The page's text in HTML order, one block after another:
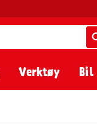
Verktøy